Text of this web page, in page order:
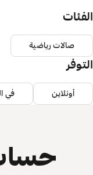
الفئات
صالات رياضية
التوفر
أونلاين في